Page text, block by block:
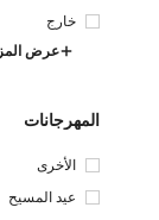
خارج
عرض
المهرجانات
الأخرى
عيد المسيح